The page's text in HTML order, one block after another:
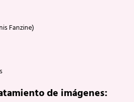
Fanzine)
de imágenes: